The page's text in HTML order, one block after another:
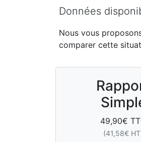
Données
Nous vous
comparer cette
49,90€
(41,58€